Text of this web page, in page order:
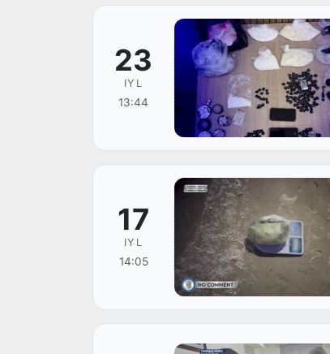
23
IYL
13:44
17
IYL
14:05